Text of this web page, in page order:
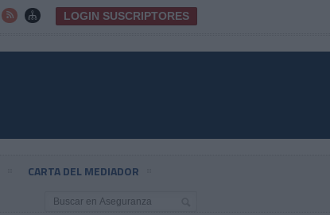
  LOGIN SUSCRIPTORES
CARTA DEL MEDIADOR